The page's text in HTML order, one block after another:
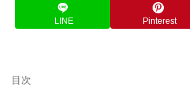
LINE Pinterest
目次